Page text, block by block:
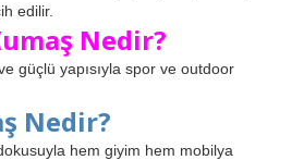
edilir.
Nedir?
güçlü yapısıyla spor ve outdoor
Nedir?
hem giyim hem mobilya